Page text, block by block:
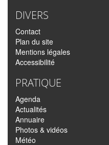
DIVERS
Contact
Plan du site
Mentions légales
Accessibilité
PRATIQUE
Agenda
Actualités
Annuaire
Photos & vidéos
Météo